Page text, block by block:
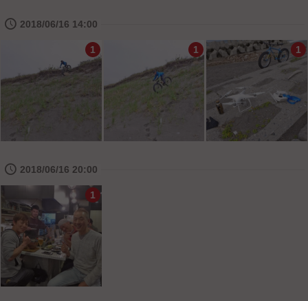
🕔 2018/06/16 14:00
1 1 1
🕔 2018/06/16 20:00
1